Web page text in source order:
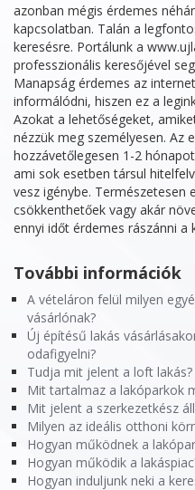
azonban mégis érdemes
kapcsolatban. Talán a
keresésre. Portálunk a
professzionális keresőjével
Manapság érdemes az
informálódni, hiszen ez a
Azokat a lehetőségeket,
nézzük meg személyesen. Az
hozzávetőlegesen 1-2
ami sok esetben társul
vesz igénybe. Természetesen
csökkenthetőek vagy akár
ennyi időt érdemes rászánni a
További információk
A vételáron felül milyen
vásárlónak?
Új építésű lakás
odafigyelni?
Tudja mit jelent a loft lakás?
Mit tartalmaz a lakóparkok
Mit jelent a szerkezetkész
Milyen az ideális otthoni
Hogyan működnek a
Hogyan működik a
Hogyan induljunk neki a